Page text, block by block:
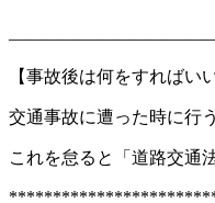
【事故後は何をすればい
交通事故に遭った時に行
これを怠ると「道路交通